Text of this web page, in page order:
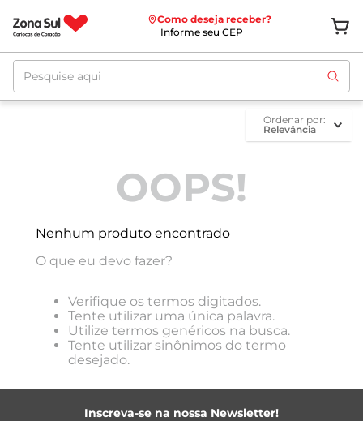
Como deseja receber?
Informe seu CEP
Pesquise aqui
ordenar por
Relevância
OOPS!
Nenhum produto encontrado
O que eu devo fazer?
Verifique os termos digitados.
Tente utilizar uma única palavra.
Utilize termos genéricos na busca.
Tente utilizar sinônimos do termo
desejado.
Inscreva-se na nossa Newsletter!